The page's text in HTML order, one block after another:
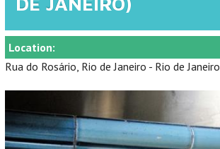
Location:
Rua do Rosário, Rio de Janeiro - Rio de Janeiro